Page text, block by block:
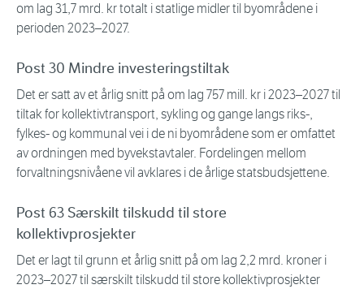
om lag 31,7 mrd. kr totalt i statlige midler til byområdene i
perioden 2023–2027.
Post 30 Mindre investeringstiltak
Det er satt av et årlig snitt på om lag 757 mill. kr i 2023–2027 til
tiltak for kollektivtransport, sykling og gange langs riks-,
fylkes- og kommunal vei i de ni byområdene som er omfattet
av ordningen med byvekstavtaler. Fordelingen mellom
forvaltningsnivåene vil avklares i de årlige statsbudsjettene.
Post 63 Særskilt tilskudd til store
kollektivprosjekter
Det er lagt til grunn et årlig snitt på om lag 2,2 mrd. kroner i
2023–2027 til særskilt tilskudd til store kollektivprosjekter